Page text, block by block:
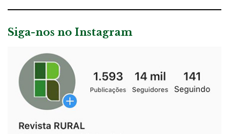
Siga-nos no Instagram